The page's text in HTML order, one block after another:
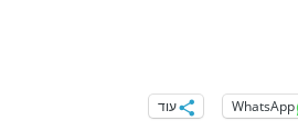
WhatsApp עוד